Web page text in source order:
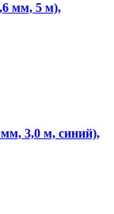
мм, 5 м),
3,0 м, синий),